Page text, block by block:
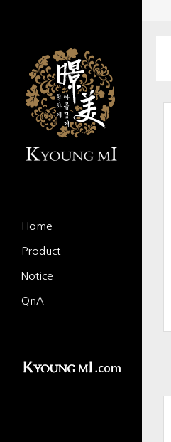
Home
Product
Notice
QnA
BEST ITEM